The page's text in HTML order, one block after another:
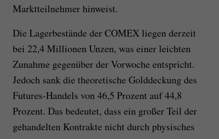
Marktteilnehmer hinweist.
Die Lagerbestände der COMEX liegen derzeit
bei 22,4 Millionen Unzen, was einer leichten
Zunahme gegenüber der Vorwoche entspricht.
Jedoch sank die theoretische Golddeckung des
Futures-Handels von 46,5 Prozent auf 44,8
Prozent. Das bedeutet, dass ein großer Teil der
gehandelten Kontrakte nicht durch physisches